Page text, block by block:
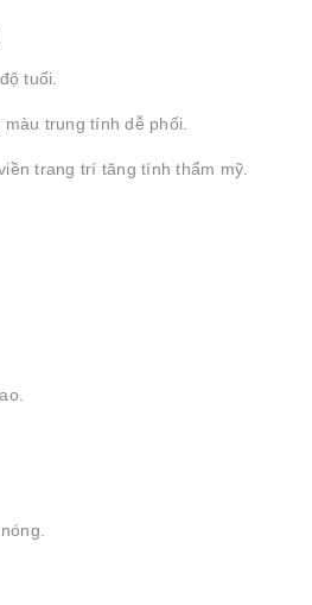
tuổi.
trung tính dễ phối.
trang trí tăng tính thẩm mỹ.